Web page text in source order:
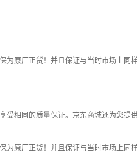
为原厂正货！并且保证与当时市场上同
相同的质量保证。京东商城还为您提
为原厂正货！并且保证与当时市场上同